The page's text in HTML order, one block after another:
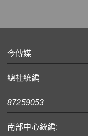
今傳媒
總社統編
87259053
南部中心統編: